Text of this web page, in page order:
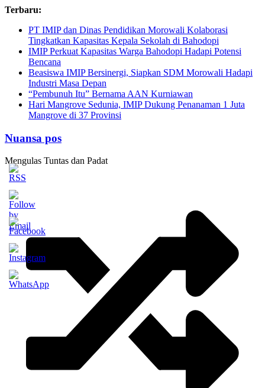
Skip
content
Terbaru:
PT IMIP dan Dinas Pendidikan Morowali Kolaborasi
Tingkatkan Kapasitas Kepala Sekolah di Bahodopi
IMIP Perkuat Kapasitas Warga Bahodopi Hadapi Potensi
Bencana
Beasiswa IMIP Bersinergi, Siapkan SDM Morowali Hadapi
Industri Masa Depan
“Pembunuh Itu” Bernama AAN Kurniawan
Hari Mangrove Sedunia, IMIP Dukung Penanaman 1 Juta
Mangrove di 37 Provinsi
Nuansa pos
Mengulas Tuntas dan Padat